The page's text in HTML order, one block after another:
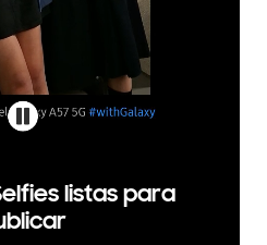
listas para